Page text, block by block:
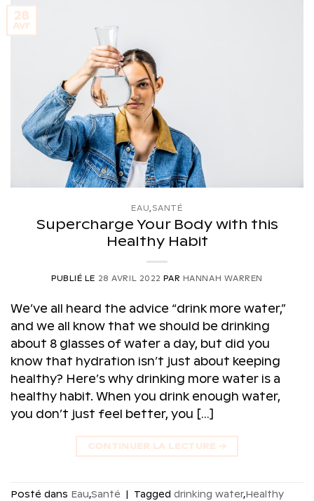
28
Avr
EAU SANTÉ
Supercharge Your Body with this
Healthy Habit
PUBLIÉ LE 28 AVRIL 2022 PAR HANNAH WARREN
We’ve all heard the advice “drink more water,”
and we all know that we should be drinking
about 8 glasses of water a day, but did you
know that hydration isn’t just about keeping
healthy? Here’s why drinking more water is a
healthy habit. When you drink enough water,
you don’t just feel better, you […]
CONTINUER LA LECTURE →
Posté dans Eau,Santé | Tagged drinking water,Healthy